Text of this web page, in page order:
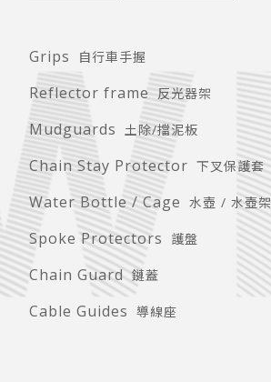
Grips 自行車手握
Reflector frame 反光器架
Mudguards 土除/擋泥板
Chain Stay Protector 下叉保護套
Water Bottle / Cage 水壺 / 水壺架
Spoke Protectors 護盤
Chain Guard 鏈蓋
Cable Guides 導線座